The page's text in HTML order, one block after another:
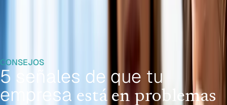
CONSEJOS
5 señales de que tu
empresa está en problemas